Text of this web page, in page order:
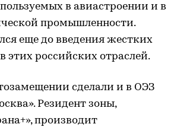
в авиастроении и в
промышленности.
еще до введения жестких
этих российских отраслей.
сделали и в ОЭЗ
Резидент зоны,
производит